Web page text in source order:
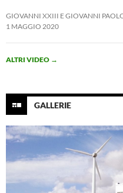
GIOVANNI XXIII E GIOVANNI
1 MAGGIO 2020
ALTRI VIDEO →
GALLERIE